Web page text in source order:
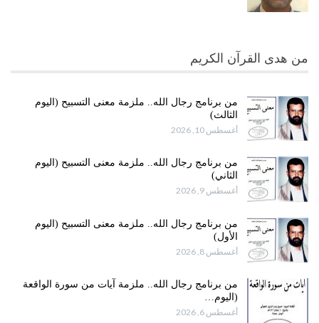
من هدى القرآن الكريم
من برنامج رجال الله.. ملزمة معنى التسبيح (اليوم
الثالث)
أغسطس 10, 2026
من برنامج رجال الله.. ملزمة معنى التسبيح (اليوم
الثاني)
أغسطس 9, 2026
من برنامج رجال الله.. ملزمة معنى التسبيح (اليوم
الأول)
أغسطس 8, 2026
من برنامج رجال الله.. ملزمة آيات من سورة الواقعة
(اليوم…
أغسطس 6, 2026